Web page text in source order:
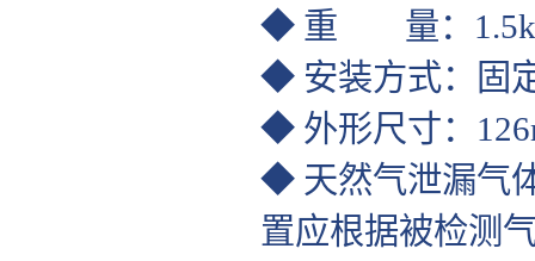
◆ 重 量：
◆ 安装方式：固
◆ 外形尺寸：
◆ 天然气泄漏气
置应根据被检测